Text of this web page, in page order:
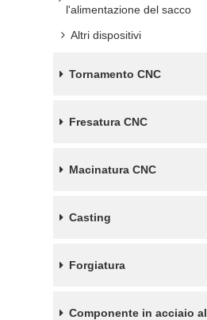
l'alimentazione del sacco
Altri dispositivi
Tornamento CNC
Fresatura CNC
Macinatura CNC
Casting
Forgiatura
Componente in acciaio